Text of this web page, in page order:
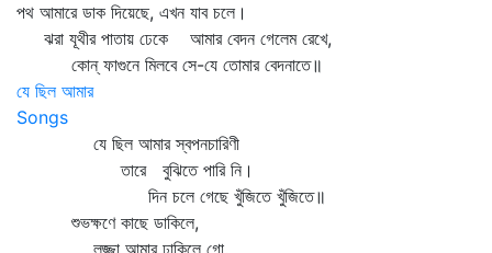
পথ আমারে ডাক দিয়েছে, এখন যাব চলে।
ঝরা যূথীর পাতায় ঢেকে আমার বেদন গেলেম রেখে,
কোন্‌ ফাগুনে মিলবে সে-যে তোমার বেদনাতে॥
যে ছিল আমার
Songs
যে ছিল আমার স্বপনচারিণী
তারে বুঝিতে পারি নি।
দিন চলে গেছে খুঁজিতে খুঁজিতে॥
শুভক্ষণে কাছে ডাকিলে,
লজ্জা আমার ঢাকিলে গো,